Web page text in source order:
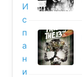
И
с
п
а
н
и